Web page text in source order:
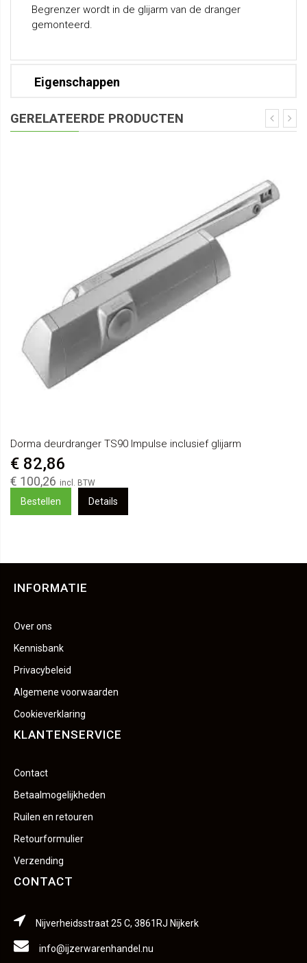
Begrenzer wordt in de glijarm van de dranger
gemonteerd.
Eigenschappen
GERELATEERDE PRODUCTEN
Dorma deurdranger TS90 Impulse inclusief glijarm
€ 100,26
€ 82,86
Bestellen Details
INFORMATIE
Over ons
Kennisbank
Privacybeleid
Algemene voorwaarden
Cookieverklaring
KLANTENSERVICE
Contact
Betaalmogelijkheden
Ruilen en retouren
Retourformulier
Verzending
CONTACT
Nijverheidsstraat 25 C, 3861RJ Nijkerk
info@ijzerwarenhandel.nu